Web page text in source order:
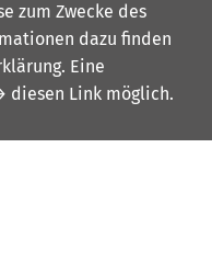
zum Zwecke des
dazu finden
. Eine
diesen Link möglich.